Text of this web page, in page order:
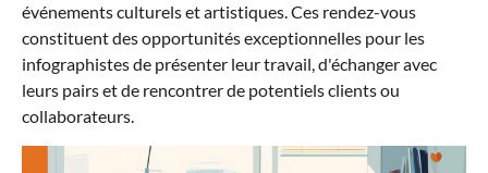
événements culturels et artistiques. Ces rendez-vous
constituent des opportunités exceptionnelles pour les
infographistes de présenter leur travail, d'échanger avec
leurs pairs et de rencontrer de potentiels clients ou
collaborateurs.